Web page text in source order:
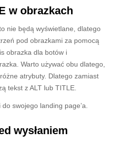
w obrazkach
nie będą wyświetlane, dlatego
pod obrazkami za pomocą
obrazka dla botów i
Warto używać obu dlatego,
atrybuty. Dlatego zamiast
tekst z ALT lub TITLE.
swojego landing page’a.
wysłaniem